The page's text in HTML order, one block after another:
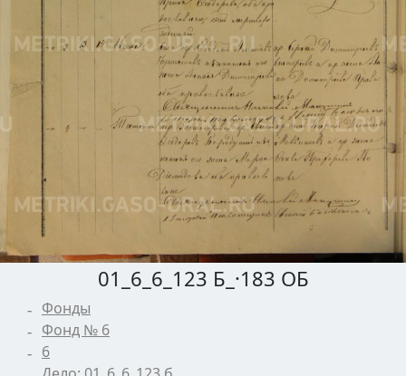
01_6_6_123 Б_·183 ОБ
Фонды
Фонд № 6
6